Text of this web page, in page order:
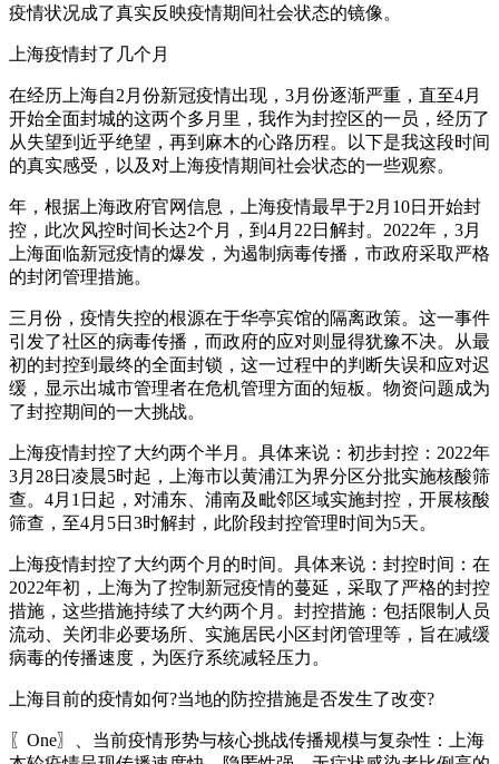
疫情状况成了真实反映疫情期间社会状态的镜像。
上海疫情封了几个月
在经历上海自2月份新冠疫情出现，3月份逐渐严重，直至4月
开始全面封城的这两个多月里，我作为封控区的一员，经历了
从失望到近乎绝望，再到麻木的心路历程。以下是我这段时间
的真实感受，以及对上海疫情期间社会状态的一些观察。
年，根据上海政府官网信息，上海疫情最早于2月10日开始封
控，此次风控时间长达2个月，到4月22日解封。2022年，3月
上海面临新冠疫情的爆发，为遏制病毒传播，市政府采取严格
的封闭管理措施。
三月份，疫情失控的根源在于华亭宾馆的隔离政策。这一事件
引发了社区的病毒传播，而政府的应对则显得犹豫不决。从最
初的封控到最终的全面封锁，这一过程中的判断失误和应对迟
缓，显示出城市管理者在危机管理方面的短板。物资问题成为
了封控期间的一大挑战。
上海疫情封控了大约两个半月。具体来说：初步封控：2022年
3月28日凌晨5时起，上海市以黄浦江为界分区分批实施核酸筛
查。4月1日起，对浦东、浦南及毗邻区域实施封控，开展核酸
筛查，至4月5日3时解封，此阶段封控管理时间为5天。
上海疫情封控了大约两个月的时间。具体来说：封控时间：在
2022年初，上海为了控制新冠疫情的蔓延，采取了严格的封控
措施，这些措施持续了大约两个月。封控措施：包括限制人员
流动、关闭非必要场所、实施居民小区封闭管理等，旨在减缓
病毒的传播速度，为医疗系统减轻压力。
上海目前的疫情如何?当地的防控措施是否发生了改变?
〖One〗、当前疫情形势与核心挑战传播规模与复杂性：上海